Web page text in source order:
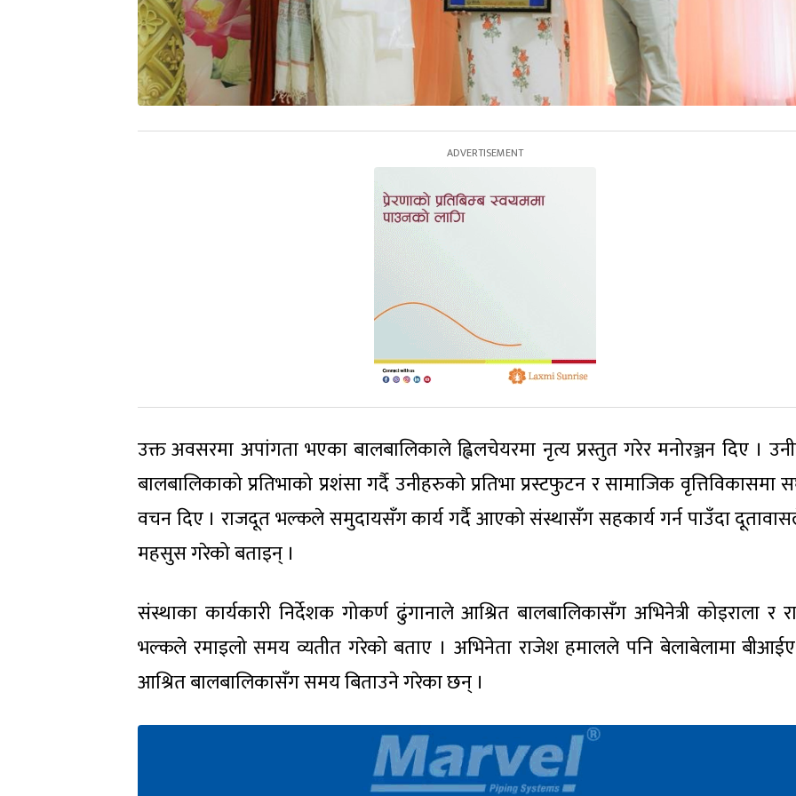
उक्त अवसरमा अपांगता भएका बालबालिकाले ह्विलचेयरमा नृत्य प्रस्तुत गरेर मनोरञ्जन दिए ।
बालबालिकाको प्रतिभाको प्रशंसा गर्दै उनीहरुको प्रतिभा प्रस्टफुटन र सामाजिक वृत्तिविकासमा
वचन दिए । राजदूत भल्कले समुदायसँग कार्य गर्दै आएको संस्थासँग सहकार्य गर्न पाउँदा
महसुस गरेको बताइन् ।
संस्थाका कार्यकारी निर्देशक गोकर्ण ढुंगानाले आश्रित बालबालिकासँग अभिनेत्री कोइराला र
भल्कले रमाइलो समय व्यतीत गरेको बताए । अभिनेता राजेश हमालले पनि बेलाबेलामा
आश्रित बालबालिकासँग समय बिताउने गरेका छन् ।